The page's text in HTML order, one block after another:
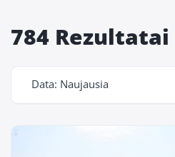
784 Rezultatai
Data: Naujausia